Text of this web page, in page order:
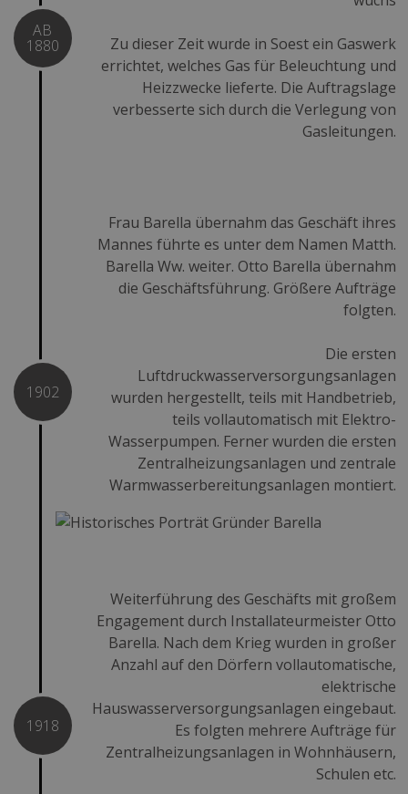
Zu dieser Zeit wurde in Soest ein Gaswerk
errichtet, welches Gas für Beleuchtung und
Heizzwecke lieferte. Die Auftragslage
verbesserte sich durch die Verlegung von
Gasleitungen.
AB
1880
1902
Frau Barella übernahm das Geschäft ihres
Mannes führte es unter dem Namen Matth.
Barella Ww. weiter. Otto Barella übernahm
die Geschäftsführung. Größere Aufträge
folgten.
Die ersten
Luftdruckwasserversorgungsanlagen
wurden hergestellt, teils mit Handbetrieb,
teils vollautomatisch mit Elektro-
Wasserpumpen. Ferner wurden die ersten
Zentralheizungsanlagen und zentrale
Warmwasserbereitungsanlagen montiert.
Weiterführung des Geschäfts mit großem
Engagement durch Installateurmeister Otto
Barella. Nach dem Krieg wurden in großer
Anzahl auf den Dörfern vollautomatische,
elektrische
Hauswasserversorgungsanlagen eingebaut.
Es folgten mehrere Aufträge für
Zentralheizungsanlagen in Wohnhäusern,
Schulen etc.
1918